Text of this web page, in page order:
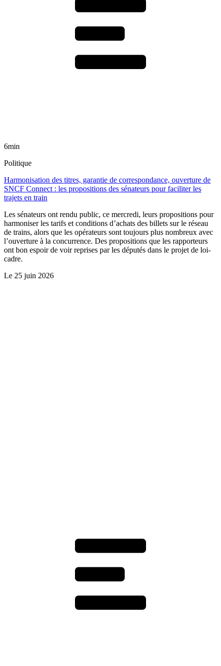
6min
Politique
Harmonisation des titres, garantie de correspondance, ouverture de
SNCF Connect : les propositions des sénateurs pour faciliter les
trajets en train
Les sénateurs ont rendu public, ce mercredi, leurs propositions pour
harmoniser les tarifs et conditions d’achats des billets sur le réseau
de trains, alors que les opérateurs sont toujours plus nombreux avec
l’ouverture à la concurrence. Des propositions que les rapporteurs
ont bon espoir de voir reprises par les députés dans le projet de loi-
cadre.
Le 25 juin 2026